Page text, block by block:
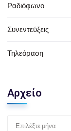
Ραδιόφωνο
Συνεντεύξεις
Τηλεόραση
Αρχείο
Επιλέξτε μήνα